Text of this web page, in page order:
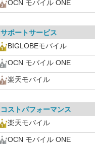
OCN モバイル ONE
サポートサービス
BIGLOBEモバイル
OCN モバイル ONE
楽天モバイル
コストパフォーマンス
楽天モバイル
OCN モバイル ONE